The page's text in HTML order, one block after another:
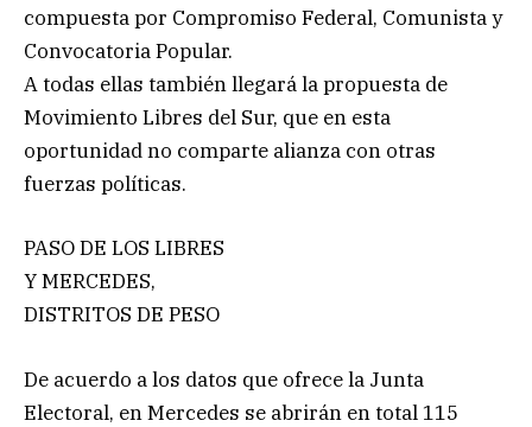
compuesta por Compromiso Federal, Comunista y
Convocatoria Popular.
A todas ellas también llegará la propuesta de
Movimiento Libres del Sur, que en esta
oportunidad no comparte alianza con otras
fuerzas políticas.
PASO DE LOS LIBRES
Y MERCEDES,
DISTRITOS DE PESO
De acuerdo a los datos que ofrece la Junta
Electoral, en Mercedes se abrirán en total 115